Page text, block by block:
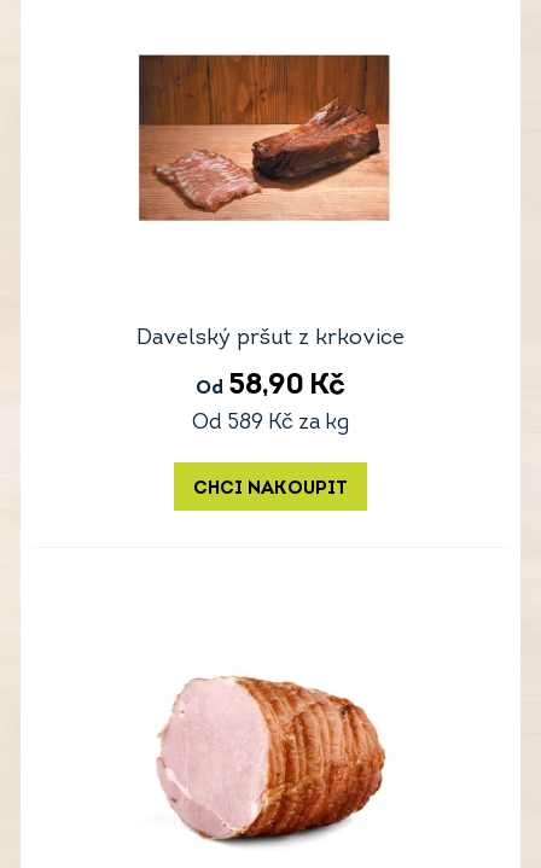
Davelský pršut z krkovice
Od 58,90 Kč
Od 589 Kč za kg
CHCI NAKOUPIT